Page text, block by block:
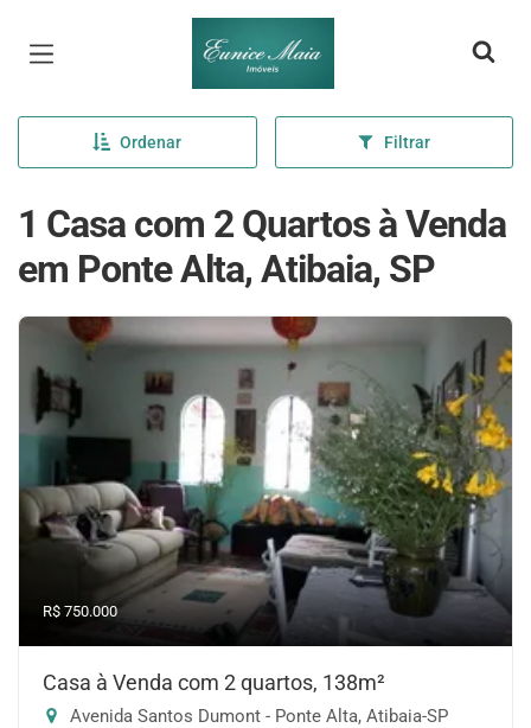
Página inicial
Ordenar Filtrar
1 Casa com 2 Quartos à Venda
em Ponte Alta, Atibaia, SP
R$ 750.000
Casa à Venda com 2 quartos, 138m²
Avenida Santos Dumont - Ponte Alta, Atibaia-SP